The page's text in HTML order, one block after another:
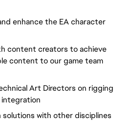
enhance the EA character
content creators to achieve
content to our game team
Art Directors on rigging
solutions with other disciplines